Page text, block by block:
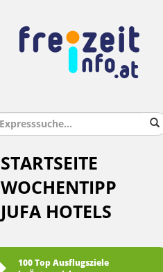
STARTSEITE
WOCHENTIPP
JUFA HOTELS
100 Top Ausflugsziele